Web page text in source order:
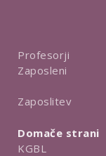
Profesorji
Zaposleni
Zaposlitev
Domače strani
KGBL